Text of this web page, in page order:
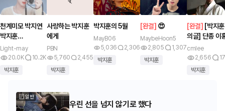
천계미모 박지연
박지훈
(ParkJihoon)
Light-may
20.0K
10.2K
박지훈
사랑하는 박지훈
에게
PBN
5,760
2,455
박지훈
박지훈의 5월
MayB06
5,036
2,306
박지훈
[완결] 😍
MaybeHoon5
2,805
1,307
박지훈
[완결] [박지
의글] 단종 이
위, 운명을 거
사랑
cmlee
2,656
17
박지훈
일반
우린 선을 넘지 않기로 했다